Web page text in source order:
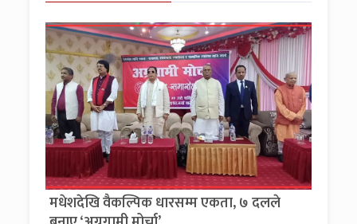
मधेशदेखि वैकल्पिक धारसम्म एकता, ७ दलले